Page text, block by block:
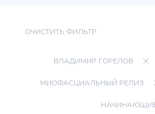
ОЧИСТИТЬ ФИЛЬТР
ВЛАДИМИР ГОРЕЛОВ
МИОФАСЦИАЛЬНЫЙ РЕЛИЗ